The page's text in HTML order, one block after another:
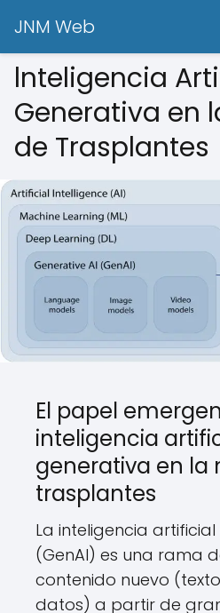
JNM Web
lnteligencia
Generativa en
de Trasplantes
El papel
inteligencia
generativa en la
trasplantes
La inteligencia
(GenAI) es una rama
contenido nuevo
datos) a partir de